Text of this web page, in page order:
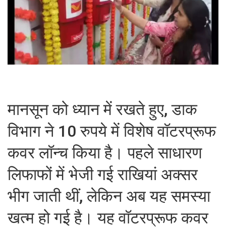
मानसून को ध्यान में रखते हुए, डाक
विभाग ने 10 रुपये में विशेष वॉटरप्रूफ
कवर लॉन्च किया है। पहले साधारण
लिफाफों में भेजी गई राखियां अक्सर
भीग जाती थीं, लेकिन अब यह समस्या
खत्म हो गई है। यह वॉटरप्रूफ कवर